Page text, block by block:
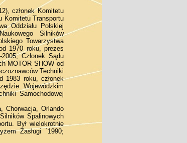
członek Komitetu
Komitetu Transportu
Oddziału Polskiej
Silników
Towarzystwa
1970 roku, prezes
Członek Sądu
MOTOR SHOW od
Techniki
1983 roku, członek
Wojewódzkim
Samochodowej
Chorwacja, Orlando
Spalinowych
Był wielokrotnie
Zasługi `1990;